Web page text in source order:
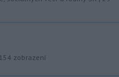
zobrazení